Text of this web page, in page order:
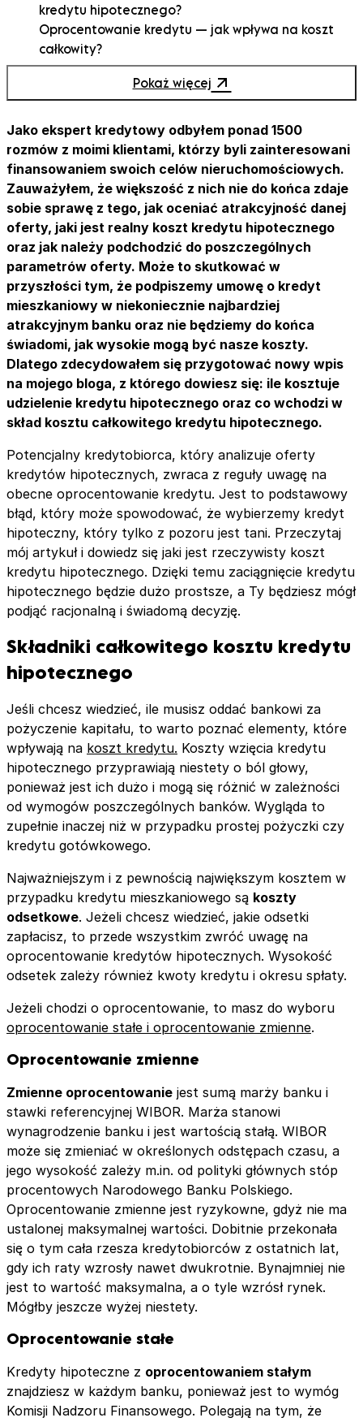
kredytu hipotecznego?
Oprocentowanie kredytu — jak wpływa na koszt
całkowity?
Prowizje i opłaty bankowe — na co należy się
hipotecznym
Wycena nieruchomości
Wcześniejsza spłata kredytu hipotecznego
PCC – podatek od zakupu nieruchomości
Kredyt hipoteczny dodatkowe koszty — co może
się pojawić?
Jak obniżyć koszty kredytu hipotecznego?
Pokaż więcej
Jako ekspert kredytowy odbyłem ponad 1500
rozmów z moimi klientami, którzy byli zainteresowani
finansowaniem swoich celów nieruchomościowych.
Zauważyłem, że większość z nich nie do końca zdaje
sobie sprawę z tego, jak oceniać atrakcyjność danej
oferty, jaki jest realny koszt kredytu hipotecznego
oraz jak należy podchodzić do poszczególnych
parametrów oferty. Może to skutkować w
przyszłości tym, że podpiszemy umowę o kredyt
mieszkaniowy w niekoniecznie najbardziej
atrakcyjnym banku oraz nie będziemy do końca
świadomi, jak wysokie mogą być nasze koszty.
Dlatego zdecydowałem się przygotować nowy wpis
na mojego bloga, z którego dowiesz się: ile kosztuje
udzielenie kredytu hipotecznego oraz co wchodzi w
skład kosztu całkowitego kredytu hipotecznego.
Potencjalny kredytobiorca, który analizuje oferty
kredytów hipotecznych, zwraca z reguły uwagę na
obecne oprocentowanie kredytu. Jest to podstawowy
błąd, który może spowodować, że wybierzemy kredyt
hipoteczny, który tylko z pozoru jest tani. Przeczytaj
mój artykuł i dowiedz się jaki jest rzeczywisty koszt
kredytu hipotecznego. Dzięki temu zaciągnięcie kredytu
hipotecznego będzie dużo prostsze, a Ty będziesz mógł
podjąć racjonalną i świadomą decyzję.
Składniki całkowitego kosztu kredytu
hipotecznego
Jeśli chcesz wiedzieć, ile musisz oddać bankowi za
pożyczenie kapitału, to warto poznać elementy, które
wpływają na koszt kredytu. Koszty wzięcia kredytu
hipotecznego przyprawiają niestety o ból głowy,
ponieważ jest ich dużo i mogą się różnić w zależności
od wymogów poszczególnych banków. Wygląda to
zupełnie inaczej niż w przypadku prostej pożyczki czy
kredytu gotówkowego.
Najważniejszym i z pewnością największym kosztem w
przypadku kredytu mieszkaniowego są koszty
odsetkowe. Jeżeli chcesz wiedzieć, jakie odsetki
zapłacisz, to przede wszystkim zwróć uwagę na
oprocentowanie kredytów hipotecznych. Wysokość
odsetek zależy również kwoty kredytu i okresu spłaty.
Jeżeli chodzi o oprocentowanie, to masz do wyboru
oprocentowanie stałe i oprocentowanie zmienne.
Oprocentowanie zmienne
Zmienne oprocentowanie jest sumą marży banku i
stawki referencyjnej WIBOR. Marża stanowi
wynagrodzenie banku i jest wartością stałą. WIBOR
może się zmieniać w określonych odstępach czasu, a
jego wysokość zależy m.in. od polityki głównych stóp
procentowych Narodowego Banku Polskiego.
Oprocentowanie zmienne jest ryzykowne, gdyż nie ma
ustalonej maksymalnej wartości. Dobitnie przekonała
się o tym cała rzesza kredytobiorców z ostatnich lat,
gdy ich raty wzrosły nawet dwukrotnie. Bynajmniej nie
jest to wartość maksymalna, a o tyle wzrósł rynek.
Mógłby jeszcze wyżej niestety.
Oprocentowanie stałe
Kredyty hipoteczne z oprocentowaniem stałym
znajdziesz w każdym banku, ponieważ jest to wymóg
Komisji Nadzoru Finansowego. Polegają na tym, że